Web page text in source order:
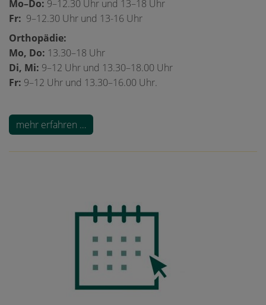
Mo–Do: 9–12.30 Uhr und 13–18 Uhr
Fr: 9–12.30 Uhr und 13-16 Uhr
Orthopädie:
Mo, Do: 13.30–18 Uhr
Di, Mi: 9–12 Uhr und 13.30–18.00 Uhr
Fr: 9–12 Uhr und 13.30–16.00 Uhr.
mehr erfahren …